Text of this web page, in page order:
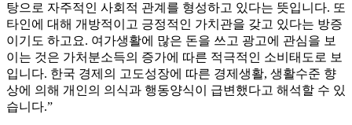
탕으로 자주적인 사회적 관계를 형성하고 있다는 뜻입니다. 또
타인에 대해 개방적이고 긍정적인 가치관을 갖고 있다는 방증
이기도 하고요. 여가생활에 많은 돈을 쓰고 광고에 관심을 보
이는 것은 가처분소득의 증가에 따른 적극적인 소비태도로 보
입니다. 한국 경제의 고도성장에 따른 경제생활, 생활수준 향
상에 의해 개인의 의식과 행동양식이 급변했다고 해석할 수 있
습니다.”